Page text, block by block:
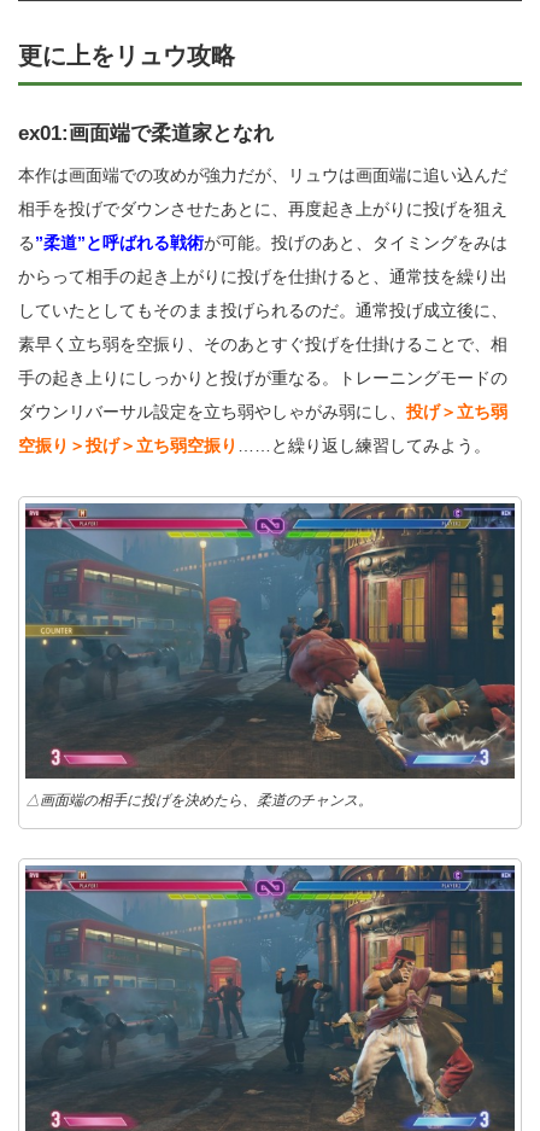
更に上をリュウ攻略
ex01:画面端で柔道家となれ
本作は画面端での攻めが強力だが、リュウは画面端に追い込んだ
相手を投げでダウンさせたあとに、再度起き上がりに投げを狙え
る”柔道”と呼ばれる戦術が可能。投げのあと、タイミングをみは
からって相手の起き上がりに投げを仕掛けると、通常技を繰り出
していたとしてもそのまま投げられるのだ。通常投げ成立後に、
素早く立ち弱を空振り、そのあとすぐ投げを仕掛けることで、相
手の起き上りにしっかりと投げが重なる。トレーニングモードの
ダウンリバーサル設定を立ち弱やしゃがみ弱にし、 投げ＞立ち弱
空振り＞投げ＞立ち弱空振り
……と繰り返し練習してみよう。
△画面端の相手に投げを決めたら、柔道のチャンス。